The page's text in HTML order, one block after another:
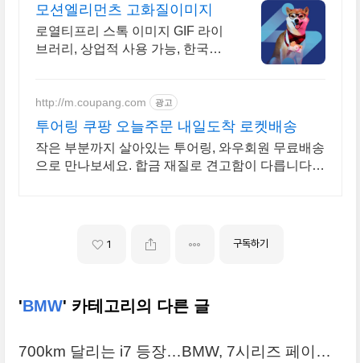
모션엘리먼츠 고화질이미지
로열티프리 스톡 이미지 GIF 라이
브러리, 상업적 사용 가능, 한국어
http://m.coupang.com 광고
투어링 쿠팡 오늘주문 내일도착 로켓배송
작은 부분까지 살아있는 투어링, 와우회원 무료배송
으로 만나보세요. 합금 재질로 견고함이 다릅니다.
1 구독하기
'BMW' 카테고리의 다른 글
700km 달리는 i7 등장…BMW, 7시리즈 페이스